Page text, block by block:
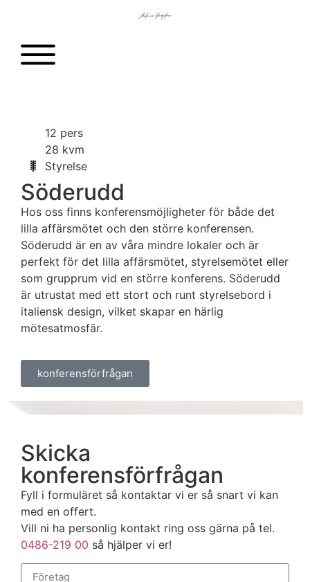
12 pers
28 kvm
Styrelse
Söderudd
Hos oss finns konferensmöjligheter för både det
lilla affärsmötet och den större konferensen.
Söderudd är en av våra mindre lokaler och är
perfekt för det lilla affärsmötet, styrelsemötet eller
som grupprum vid en större konferens. Söderudd
är utrustat med ett stort och runt styrelsebord i
italiensk design, vilket skapar en härlig
mötesatmosfär.
konferensförfrågan
Skicka
konferensförfrågan
Fyll i formuläret så kontaktar vi er så snart vi kan
med en offert.
Vill ni ha personlig kontakt ring oss gärna på tel.
0486-219 00 så hjälper vi er!